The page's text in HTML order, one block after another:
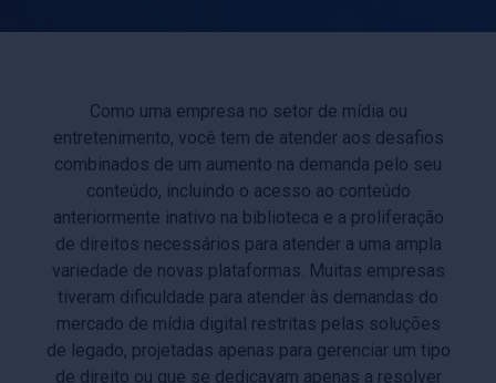
Como uma empresa no setor de mídia ou
entretenimento, você tem de atender aos desafios
combinados de um aumento na demanda pelo seu
conteúdo, incluindo o acesso ao conteúdo
anteriormente inativo na biblioteca e a proliferação
de direitos necessários para atender a uma ampla
variedade de novas plataformas. Muitas empresas
tiveram dificuldade para atender às demandas do
mercado de mídia digital restritas pelas soluções
de legado, projetadas apenas para gerenciar um tipo
de direito ou que se dedicavam apenas a resolver